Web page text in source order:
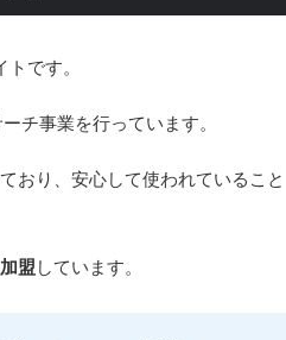
です。
チ事業を行っています。
おり、安心して使われていること
盟 しています。